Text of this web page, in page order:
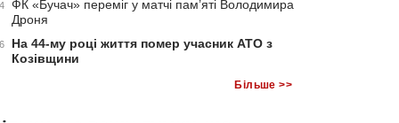
ФК «Бучач» переміг у матчі пам’яті Володимира
Дроня
На 44-му році життя помер учасник АТО з
Козівщини
Більше >>